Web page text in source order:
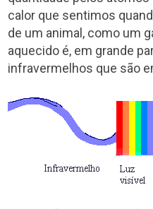
calor que sentimos
de um animal, como um
aquecido é, em grande
infravermelhos que são